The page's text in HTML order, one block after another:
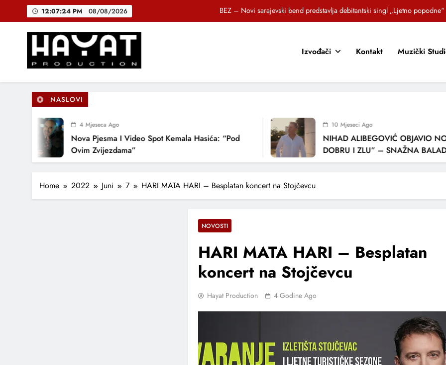
12:07:24 PM 08/08/2026
BEZ – Novi sarajevski bend predstavlja debitantski singl „Ljetno popodne“
DJEČIJI HOR SUNCOKRETI KROZ PJESMU POZVALI MALIŠANE NA DOBRE NAVIKE
DJEČIJI HOR SUNCOKRETI KROZ PJESMU POZVALI MALIŠANE NA DOBRE NAVIKE
Hayat Production
Promocija domaće muzike
Izvođači Kontakt Muzički
NASLOVI
4 Mjeseca Ago
Nova Pjesma I Video Spot Kemala Hasića: “Pod
Ovim Zvijezdama”
10 Mjeseci Ago
NIHAD ALIBEGOVIĆ OBJAVIO NOVU
DOBRU I ZLU” – SNAŽNA BALADA
LJUBAVI I VREMENU KOJE NAS
Home 2022 Juni 7 HARI MATA HARI – Besplatan koncert na Stojčevcu
NOVOSTI
HARI MATA HARI – Besplatan
koncert na Stojčevcu
Hayat Production 4 Godine Ago